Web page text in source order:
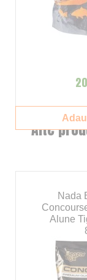
Alte
Nada
Alune